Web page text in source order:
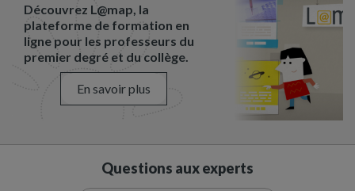
Découvrez L@map, la
plateforme de formation en
ligne pour les professeurs du
premier degré et du collège.
En savoir plus
Questions aux experts